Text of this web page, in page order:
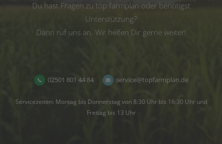
Du hast Fragen zu top farmplan oder benötigst
Unterstützung?
Dann ruf uns an. Wir helfen Dir gerne weiter!
02501 801 44 84 service@topfarmplan.de
Servicezeiten: Montag bis Donnerstag von 8:30 Uhr bis 16:30 Uhr und
Freitag bis 13 Uhr